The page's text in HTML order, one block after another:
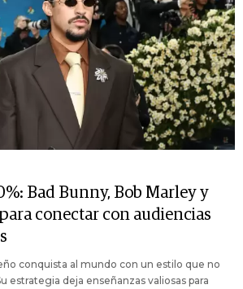
Bad Bunny, Bob Marley y
conectar con audiencias
conquista al mundo con un estilo que no
estrategia deja enseñanzas valiosas para